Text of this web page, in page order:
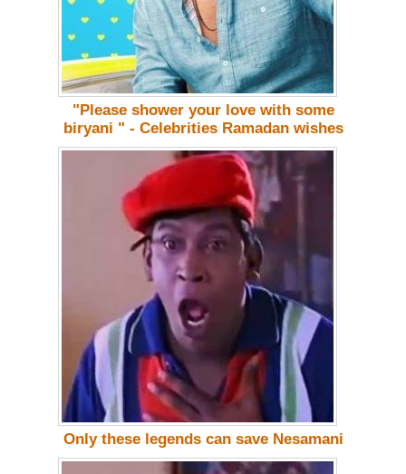
"Please shower your love with some
biryani " - Celebrities Ramadan wishes
Only these legends can save Nesamani